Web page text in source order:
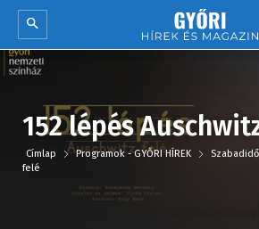
152 lépés
Címlap Programok - GYŐRI HÍREK Szabadidő
felé